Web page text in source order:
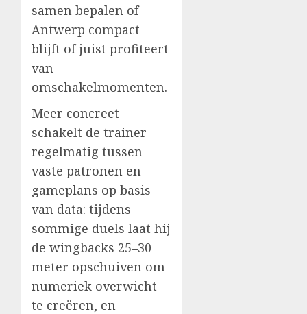
samen bepalen of
Antwerp compact
blijft of juist profiteert
van
omschakelmomenten.
Meer concreet
schakelt de trainer
regelmatig tussen
vaste patronen en
gameplans op basis
van data: tijdens
sommige duels laat hij
de wingbacks 25–30
meter opschuiven om
numeriek overwicht
te creëren, en